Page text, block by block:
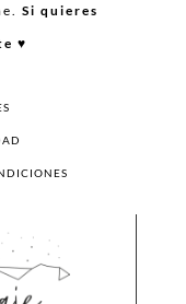
Si quieres
♥︎